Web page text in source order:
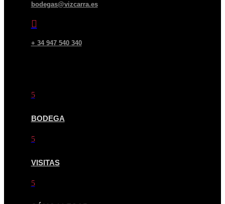
bodegas@vizcarra.es

+ 34 947 540 340
5
BODEGA
5
VISITAS
5